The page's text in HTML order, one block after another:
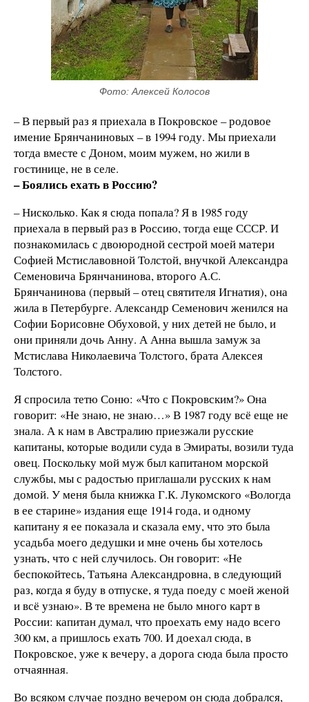
Фото: Алексей Колосов
– В первый раз я приехала в Покровское – родовое
имение Брянчаниновых – в 1994 году. Мы приехали
тогда вместе с Доном, моим мужем, но жили в
гостинице, не в селе.
– Боялись ехать в Россию?
– Нисколько. Как я сюда попала? Я в 1985 году
приехала в первый раз в Россию, тогда еще СССР. И
познакомилась с двоюродной сестрой моей матери
Софией Мстиславовной Толстой, внучкой Александра
Семеновича Брянчанинова, второго А.С.
Брянчанинова (первый – отец святителя Игнатия), она
жила в Петербурге. Александр Семенович женился на
Софии Борисовне Обуховой, у них детей не было, и
они приняли дочь Анну. А Анна вышла замуж за
Мстислава Николаевича Толстого, брата Алексея
Толстого.
Я спросила тетю Соню: «Что с Покровским?» Она
говорит: «Не знаю, не знаю…» В 1987 году всё еще не
знала. А к нам в Австралию приезжали русские
капитаны, которые водили суда в Эмираты, возили туда
овец. Поскольку мой муж был капитаном морской
службы, мы с радостью приглашали русских к нам
домой. У меня была книжка Г.К. Лукомского «Вологда
в ее старине» издания еще 1914 года, и одному
капитану я ее показала и сказала ему, что это была
усадьба моего дедушки и мне очень бы хотелось
узнать, что с ней случилось. Он говорит: «Не
беспокойтесь, Татьяна Александровна, в следующий
раз, когда я буду в отпуске, я туда поеду с моей женой
и всё узнаю». В те времена не было много карт в
России: капитан думал, что проехать ему надо всего
300 км, а пришлось ехать 700. И доехал сюда, в
Покровское, уже к вечеру, а дорога сюда была просто
отчаянная.
Во всяком случае поздно вечером он сюда добрался,